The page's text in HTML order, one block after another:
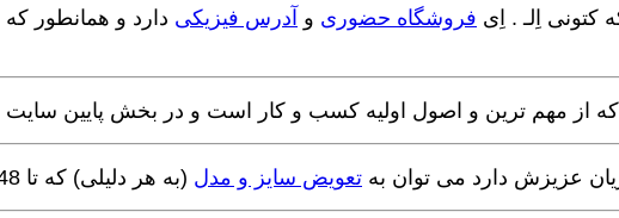
کتونی اِلـ . اِی فروشگاه حضوری و آدرس فیزیکی دارد و همانطور
از مهم ترین و اصول اولیه کسب و کار است و در بخش پایین
عزیزش دارد می توان به تعویض سایز و مدل (به هر دلیلی) که تا 48 ساعت امکان پذیر می باشد، اشاره نمود.